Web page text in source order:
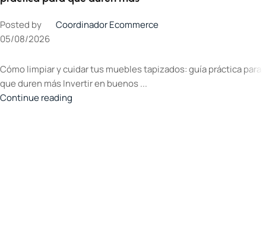
Posted by
Coordinador Ecommerce
05/08/2026
Cómo limpiar y cuidar tus muebles tapizados: guía práctica para
que duren más Invertir en buenos ...
Continue reading